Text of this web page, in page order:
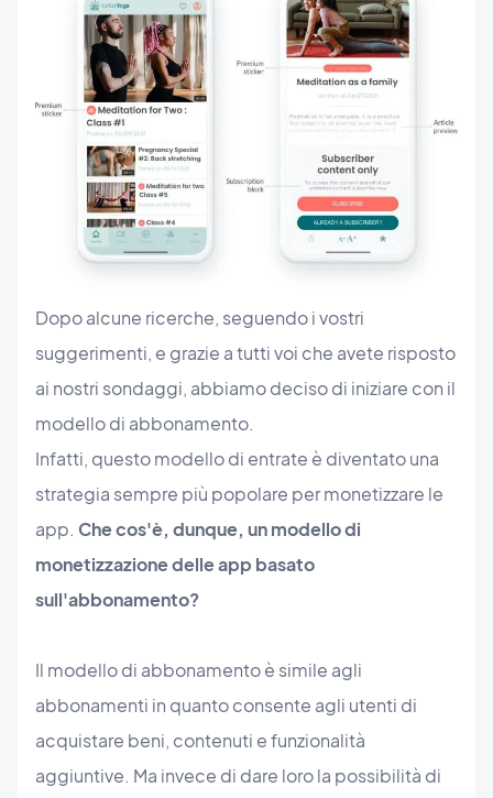
Dopo alcune ricerche, seguendo i vostri
suggerimenti, e grazie a tutti voi che avete risposto
ai nostri sondaggi, abbiamo deciso di iniziare con il
modello di abbonamento.
Infatti, questo modello di entrate è diventato una
strategia sempre più popolare per monetizzare le
app. Che cos'è, dunque, un modello di
monetizzazione delle app basato
sull'abbonamento?
Il modello di abbonamento è simile agli
abbonamenti in quanto consente agli utenti di
acquistare beni, contenuti e funzionalità
aggiuntive. Ma invece di dare loro la possibilità di